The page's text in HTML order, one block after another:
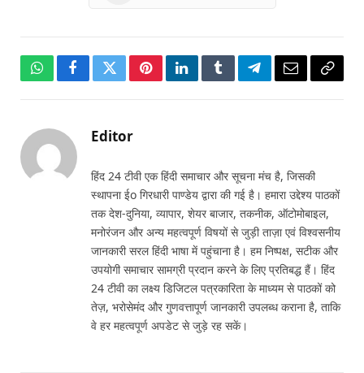
WhatsAppFacebookTwitterPinterestLinkedInTumblrTelegramEmailCopy
Editor
हिंद 24 टीवी एक हिंदी समाचार और सूचना मंच है, जिसकी
स्थापना ईo गिरधारी पाण्डेय द्वारा की गई है। हमारा उद्देश्य पाठकों
तक देश-दुनिया, व्यापार, शेयर बाजार, तकनीक, ऑटोमोबाइल,
मनोरंजन और अन्य महत्वपूर्ण विषयों से जुड़ी ताज़ा एवं विश्वसनीय
जानकारी सरल हिंदी भाषा में पहुंचाना है। हम निष्पक्ष, सटीक और
उपयोगी समाचार सामग्री प्रदान करने के लिए प्रतिबद्ध हैं। हिंद
24 टीवी का लक्ष्य डिजिटल पत्रकारिता के माध्यम से पाठकों को
तेज़, भरोसेमंद और गुणवत्तापूर्ण जानकारी उपलब्ध कराना है, ताकि
वे हर महत्वपूर्ण अपडेट से जुड़े रह सकें।